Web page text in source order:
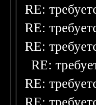
RE:
RE:
RE:
RE:
RE: